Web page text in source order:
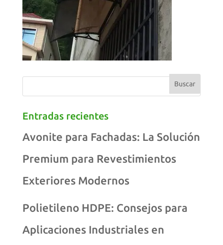
Entradas recientes
Avonite para Fachadas: La Solución
Premium para Revestimientos
Exteriores Modernos
Polietileno HDPE: Consejos para
Aplicaciones Industriales en